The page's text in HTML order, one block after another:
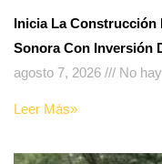
Inicia La Construcción
Sonora Con Inversión
agosto 7, 2026
No
Leer Más»